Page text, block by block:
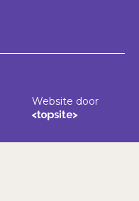
Website door